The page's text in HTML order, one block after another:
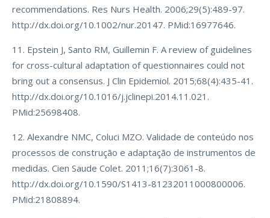
recommendations. Res Nurs Health. 2006;29(5):489-97.
http://dx.doi.org/10.1002/nur.20147. PMid:16977646.
11. Epstein J, Santo RM, Guillemin F. A review of guidelines
for cross-cultural adaptation of questionnaires could not
bring out a consensus. J Clin Epidemiol. 2015;68(4):435-41.
http://dx.doi.org/10.1016/j.jclinepi.2014.11.021.
PMid:25698408.
12. Alexandre NMC, Coluci MZO. Validade de conteúdo nos
processos de construção e adaptação de instrumentos de
medidas. Cien Saude Colet. 2011;16(7):3061-8.
http://dx.doi.org/10.1590/S1413-81232011000800006.
PMid:21808894.